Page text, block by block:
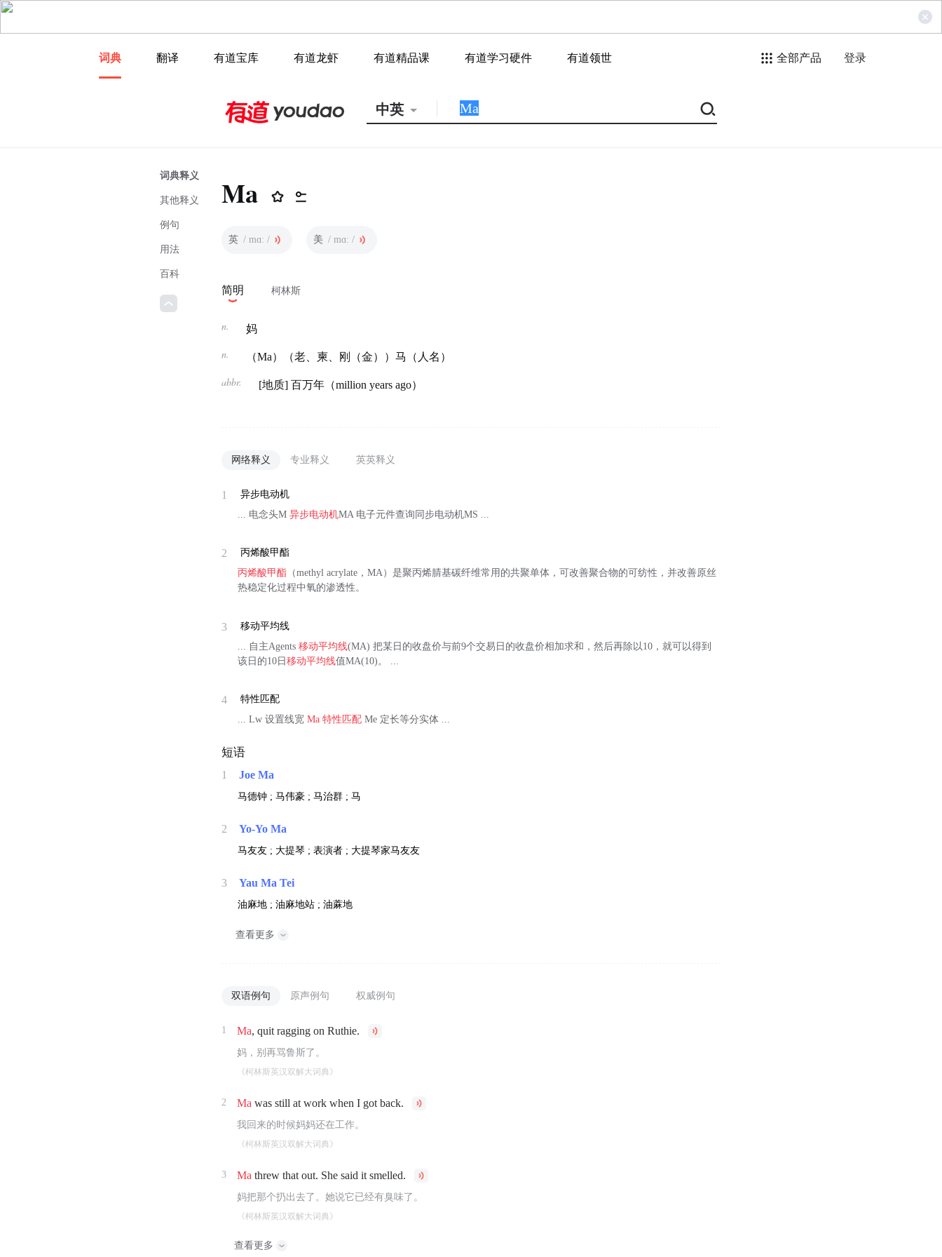
词典 翻译 有道宝库 有道龙虾 有道精品课 有道学习硬件 有道领世 全部产品 登录
中英
词典释义
其他释义
例句
用法
百科
Ma
英 / mɑː / 美 / mɑː /
简明 柯林斯
n. 妈
n. （Ma）（老、柬、刚（金））马（人名）
abbr. [地质] 百万年（million years ago）
网络释义 专业释义 英英释义
1
异步电动机
... 电念头M异步电动机MA 电子元件查询同步电动机MS ...
2
丙烯酸甲酯
丙烯酸甲酯 （methyl acrylate，MA）是聚丙烯腈基碳纤维常用的共聚单体，可改善聚合物的可纺性，并改善原丝
热稳定化过程中氧的渗透性。
3
移动平均线
... 自主Agents移动平均线(MA) 把某日的收盘价与前9个交易日的收盘价相加求和，然后再除以10，就可以得到
该日的10日移动平均线值MA(10)。 ...
4
特性匹配
... Lw 设置线宽Ma 特性匹配 Me 定长等分实体 ...
短语
1 Joe Ma
马德钟 ; 马伟豪 ; 马治群 ; 马
2 Yo-Yo Ma
马友友 ; 大提琴 ; 表演者 ; 大提琴家马友友
3 Yau Ma Tei
油麻地 ; 油麻地站 ; 油蔴地
查看更多
双语例句 原声例句 权威例句
1 Ma, quit ragging on Ruthie.
妈，别再骂鲁斯了。
《柯林斯英汉双解大词典》
2 Ma was still at work when I got back.
我回来的时候妈妈还在工作。
《柯林斯英汉双解大词典》
3 Ma threw that out. She said it smelled.
妈把那个扔出去了。她说它已经有臭味了。
《柯林斯英汉双解大词典》
查看更多